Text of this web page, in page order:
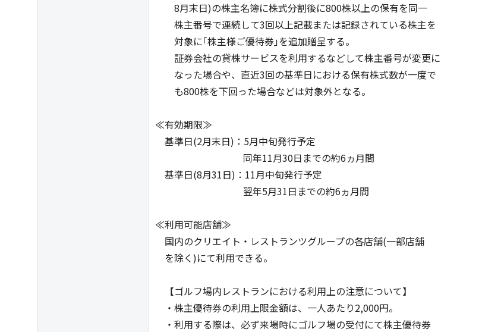
8月末日)の株主名簿に株式分割後に800株以上の保有を同一
株主番号で連続して3回以上記載または記録されている株主を
対象に｢株主様ご優待券｣を追加贈呈する。
証券会社の貸株サービスを利用するなどして株主番号が変更に
なった場合や、直近3回の基準日における保有株式数が一度で
も800株を下回った場合などは対象外となる。
≪有効期限≫
基準日(2月末日)：5月中旬発行予定
同年11月30日までの約6ヵ月間
基準日(8月31日)：11月中旬発行予定
翌年5月31日までの約6ヵ月間
≪利用可能店舗≫
国内のクリエイト・レストランツグループの各店舗(一部店舗
を除く)にて利用できる。
【ゴルフ場内レストランにおける利用上の注意について】
・株主優待券の利用上限金額は、一人あたり2,000円。
・利用する際は、必ず来場時にゴルフ場の受付にて株主優待券